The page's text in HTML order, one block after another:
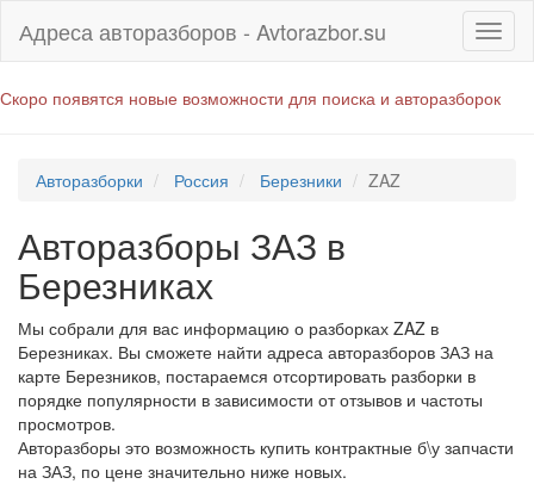
Адреса авторазборов - Avtorazbor.su
Скоро появятся новые возможности для поиска и авторазборок
Авторазборки Россия Березники ZAZ
Авторазборы ЗАЗ в
Березниках
Мы собрали для вас информацию о разборках ZAZ в
Березниках. Вы сможете найти адреса авторазборов ЗАЗ на
карте Березников, постараемся отсортировать разборки в
порядке популярности в зависимости от отзывов и частоты
просмотров.
Авторазборы это возможность купить контрактные б\у запчасти
на ЗАЗ, по цене значительно ниже новых.